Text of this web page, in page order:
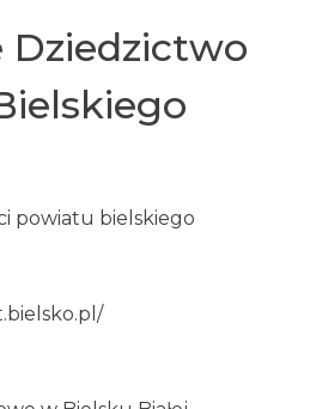
Dziedzictwo
powiatu bielskiego